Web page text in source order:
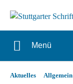
Menü
Aktuelles Allgemein